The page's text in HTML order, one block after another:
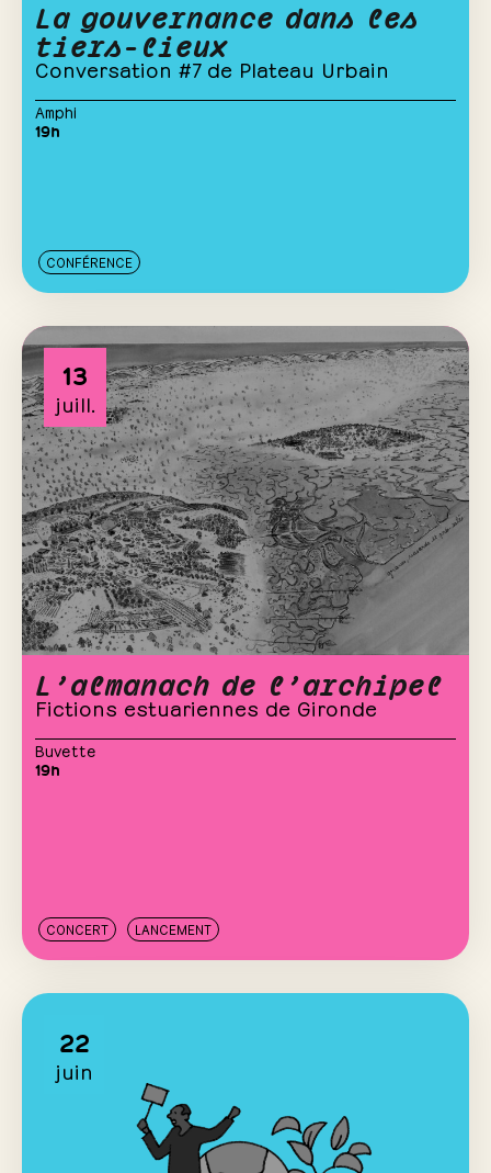
La gouvernance dans les
tiers-lieux
Conversation #7 de Plateau Urbain
Amphi
19h
CONFÉRENCE
13
juill.
L’almanach de l’archipel
Fictions estuariennes de Gironde
Buvette
19h
CONCERT LANCEMENT
22
juin